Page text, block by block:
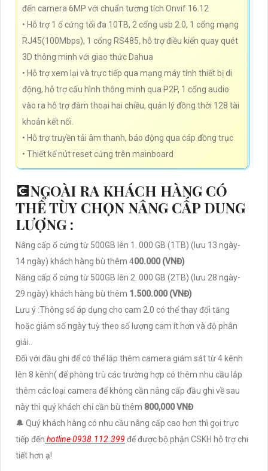
đến camera 6MP với chuẩn tương tích Onvif 16.12
• Hỗ trợ 1 ổ cứng tối đa 10TB, 2 cổng usb 2.0, 1 cổng mạng
RJ45(100Mbps), 1 cổng RS485, hỗ trợ điều kiển quay quét
3D thông minh với giao thức Dahua
• Hỗ trợ xem lại và trực tiếp qua mạng máy tính thiết bị di
động, hỗ trợ cấu hình thông minh qua P2P, 1 cổng audio
vào ra hỗ trợ đàm thoại hai chiều, quản lý đồng thời 128 tài
khoản kết nối.
• Hỗ trợ truyền tải âm thanh, báo động qua cáp đồng trục
• Thiết kế nút reset cứng trên mainboard
💽NGOÀI RA KHÁCH HÀNG CÓ
THỂ TÙY CHỌN NÂNG CẤP DUNG
LƯỢNG :
Nâng cấp ổ cứng từ 500GB lên 1. 000 GB (1TB) (lưu 13 ngày-
14 ngày) khách hàng bù thêm 400.000 (VNĐ)
Nâng cấp ổ cứng từ 500GB lên 2. 000 GB (2TB) (lưu 28 ngày-
29 ngày) khách hàng bù thêm 1.500.000 (VNĐ)
Lưu ý :Thông số áp dụng cho cam 2.0 có thể thay đổi tăng
hoặc giảm số ngày tuỳ theo số lượng cam ít hơn và độ phân
giải..
Đối với đầu ghi để có thể lắp thêm camera giám sát từ 4 kênh
lên 8 kênh( để phòng trù các trường hợp có thêm nhu cầu lắp
thêm các loại camera để không cần nâng cấp đầu ghi về sau
này thì quý khách chỉ cần bù thêm 800,000 VNĐ
🔔 Quý khách hàng có nhu cầu nâng cấp cao hơn thì gọi trực
tiếp đến hotline 0938.112.399 để được bộ phận CSKH hỗ trợ chi
tiết hơn ạ!